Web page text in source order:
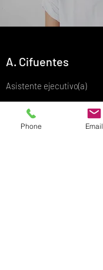
A. Cifuentes
Asistente ejecutivo(a)
Phone Email